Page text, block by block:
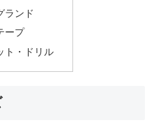
ランド
ープ
ト・ドリル